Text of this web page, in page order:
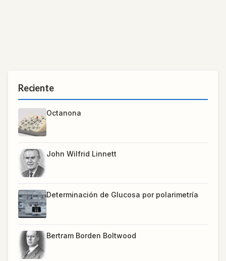
Reciente
Octanona
John Wilfrid Linnett
Determinación de Glucosa por polarimetría
Bertram Borden Boltwood